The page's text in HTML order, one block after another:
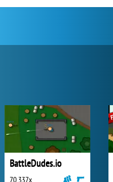
BattleDudes.io
70 337x